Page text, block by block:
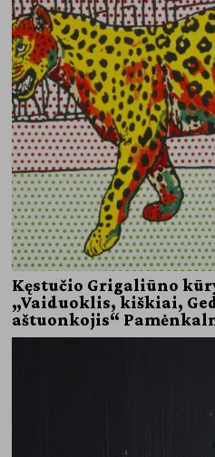
Kęstučio Grigaliūno
„Vaiduoklis, kiškiai,
aštuonkojis“